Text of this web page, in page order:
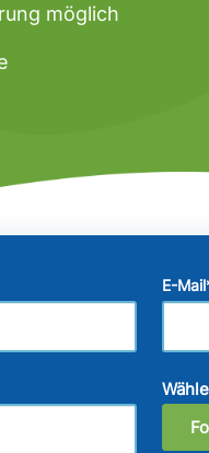
möglich
E-Mail